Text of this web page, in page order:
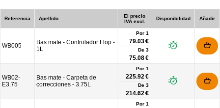
Referencia Apellido
El precio
IVA excl.
Disponibilidad Añadir
WB005
Bas mate - Controlador Flop -
1L
Por 1
79.03 €
De 3
75.08 €
WB02-
E3.75
Bas mate - Carpeta de
correcciones - 3.75L
Por 1
225.92 €
De 3
214.62 €
Por 1